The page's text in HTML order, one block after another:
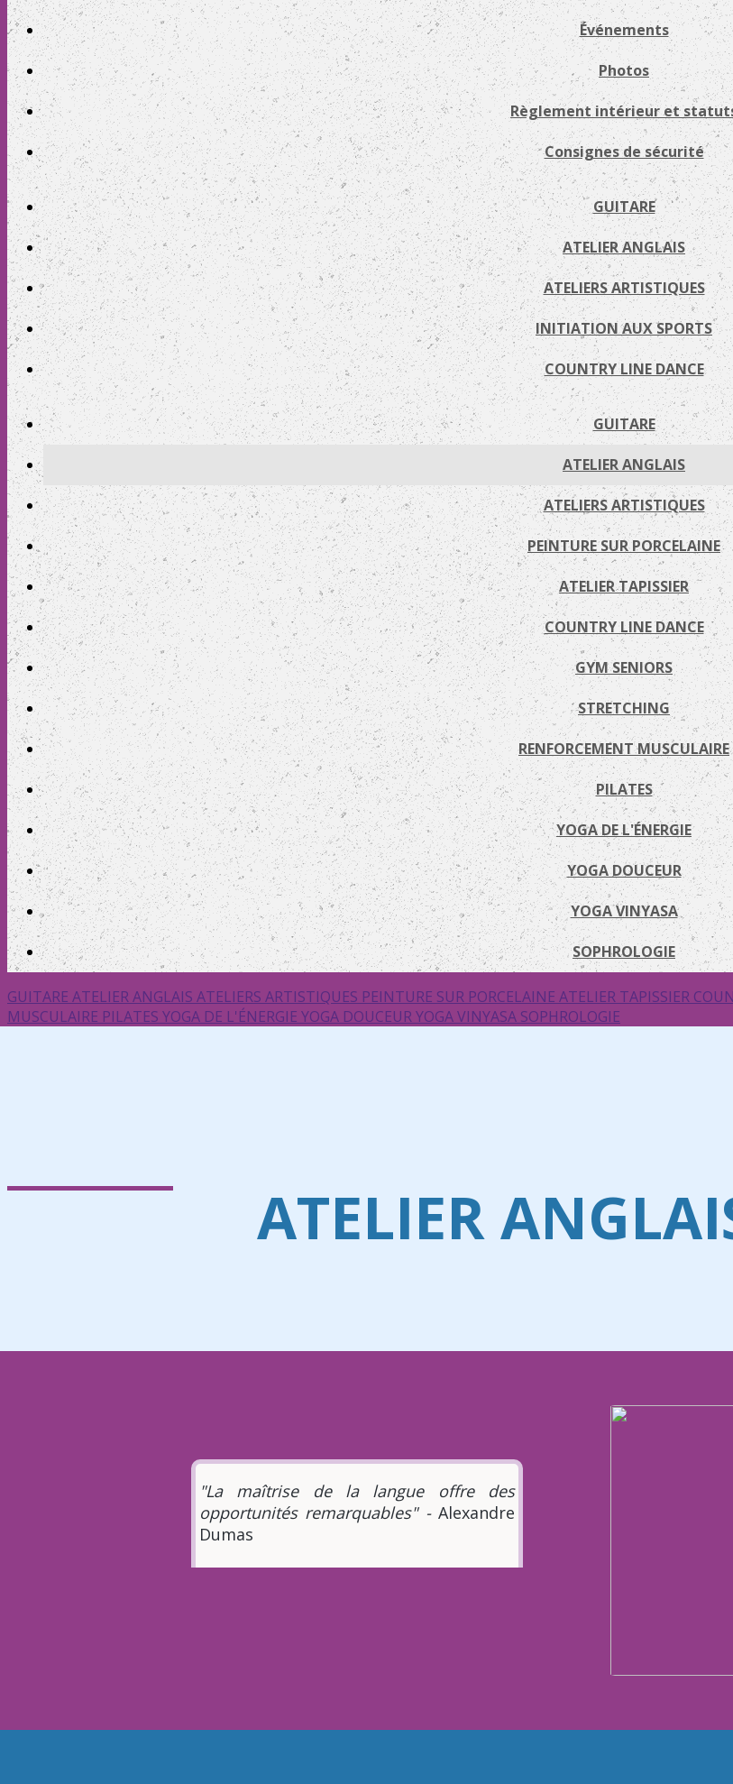
Événements
Photos
Règlement intérieur et
Consignes de sécurité
GUITARE
ATELIER ANGLAIS
ATELIERS ARTISTIQUES
INITIATION AUX SPORTS
COUNTRY LINE DANCE
GUITARE
ATELIER ANGLAIS
ATELIERS ARTISTIQUES
PEINTURE SUR PORCELAINE
ATELIER TAPISSIER
COUNTRY LINE DANCE
GYM SENIORS
STRETCHING
RENFORCEMENT MUSCULAIRE
PILATES
YOGA DE L'ÉNERGIE
YOGA DOUCEUR
YOGA VINYASA
SOPHROLOGIE
GUITARE ATELIER ANGLAIS ATELIERS ARTISTIQUES PEINTURE SUR PORCELAINE ATELIER TAPISSIER
MUSCULAIRE PILATES YOGA DE L'ÉNERGIE YOGA DOUCEURYOGA VINYASA SOPHROLOGIE
ATELIER
"La maîtrise de la langue offre des
opportunités remarquables" - Alexandre
Dumas